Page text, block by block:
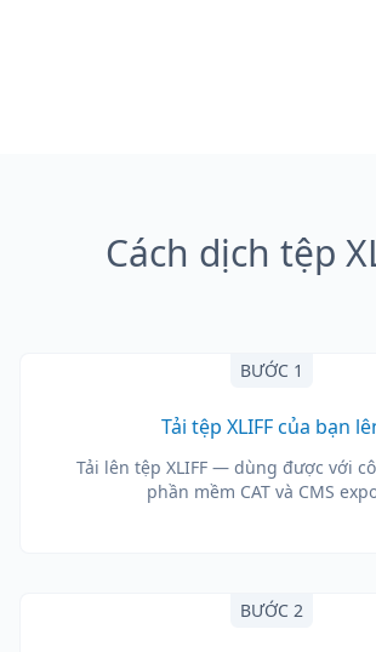
Cách dịch tệp
BƯỚC 1
Tải tệp XLIFF của bạn
Tải lên tệp XLIFF — dùng được với
phần mềm CAT và CMS
BƯỚC 2